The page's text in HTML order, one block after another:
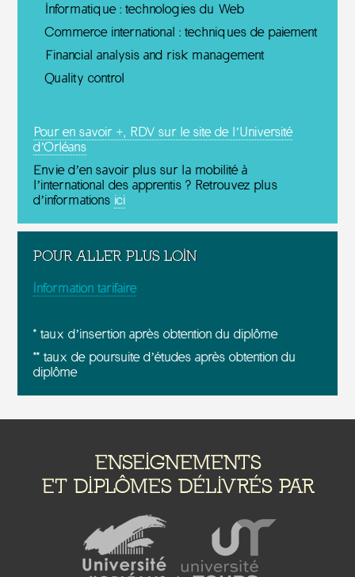
Informatique : technologies du Web
Commerce international : techniques de paiement
Financial analysis and risk management
Quality control
Pour en savoir +, RDV sur le site de l’Université
d’Orléans
Envie d’en savoir plus sur la mobilité à
l’international des apprentis ? Retrouvez plus
d’informations ici
POUR ALLER PLUS LOIN
Information tarifaire
* taux d’insertion après obtention du diplôme
** taux de poursuite d’études après obtention du
diplôme
ENSEIGNEMENTS
ET DIPLÔMES DÉLIVRÉS PAR